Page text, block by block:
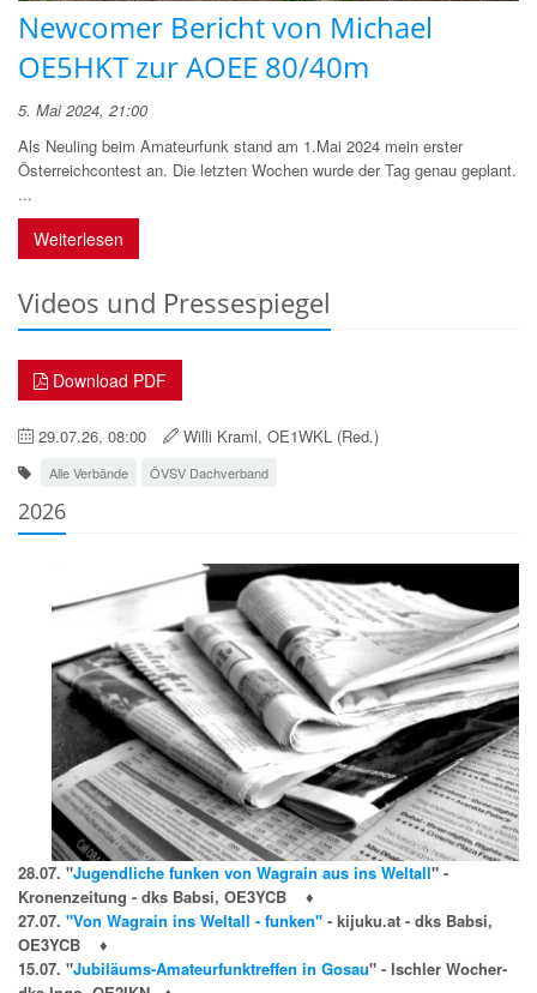
Newcomer Bericht von Michael
OE5HKT zur AOEE 80/40m
5. Mai 2024, 21:00
Als Neuling beim Amateurfunk stand am 1.Mai 2024 mein erster
Österreichcontest an. Die letzten Wochen wurde der Tag genau geplant.
...
Weiterlesen
Videos und Pressespiegel
Download PDF
29.07.26, 08:00 Willi Kraml, OE1WKL (Red.)
Alle Verbände ÖVSV Dachverband
2026
28.07. "Jugendliche funken von Wagrain aus ins Weltall" -
Kronenzeitung - dks Babsi, OE3YCB
♦
27.07. "Von Wagrain ins Weltall - funken" - kijuku.at - dks Babsi,
OE3YCB
♦
15.07. "Jubiläums-Amateurfunktreffen in Gosau" - Ischler Wocher-